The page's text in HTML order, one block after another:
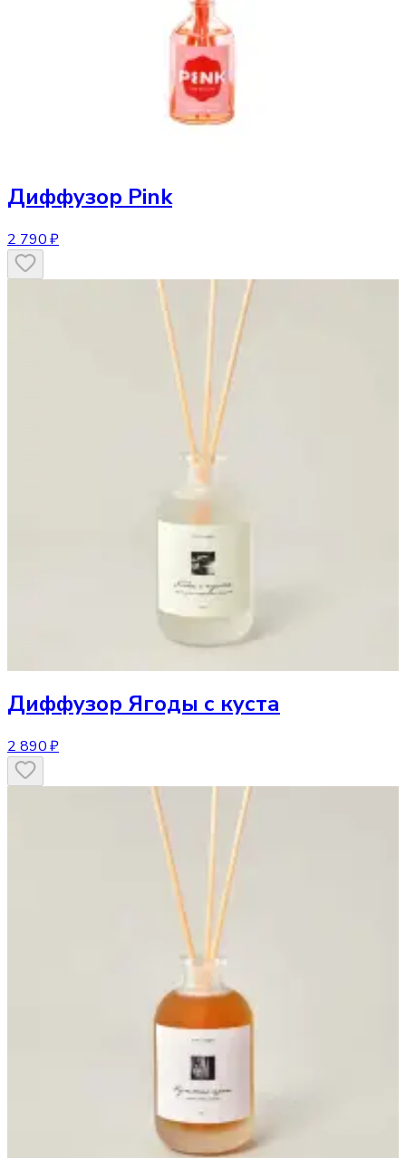
Диффузор Pink
2 790 ₽
Диффузор Ягоды с куста
2 890 ₽